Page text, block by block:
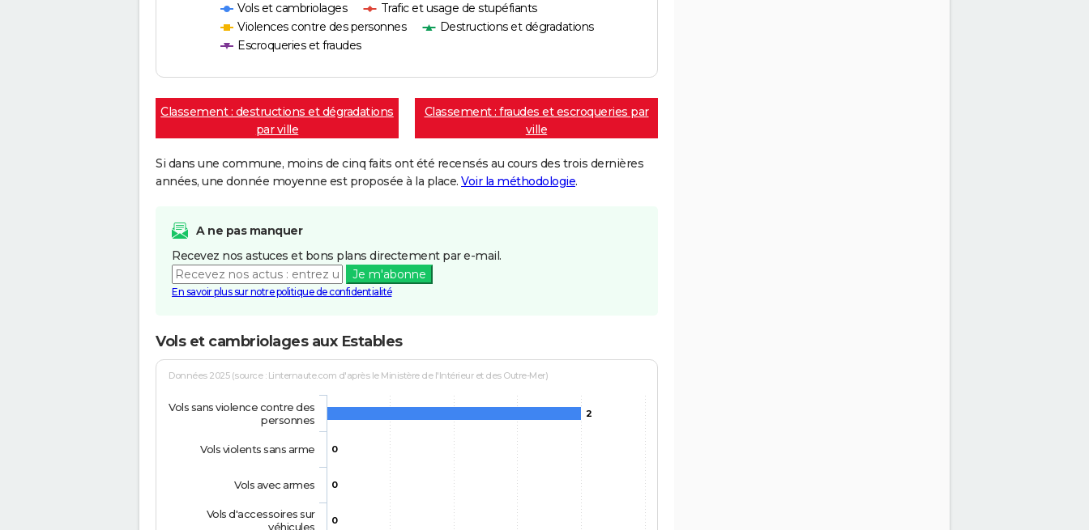
Vols et cambriolages
Trafic et usage de stupéfiants
Violences contre des personnes
Destructions et dégradations
Escroqueries et fraudes
Classement : destructions et dégradations
par ville
Classement : fraudes et escroqueries par
ville
Si dans une commune, moins de cinq faits ont été recensés au cours des trois dernières
années, une donnée moyenne est proposée à la place. Voir la méthodologie.
A ne pas manquer
Recevez nos astuces et bons plans directement par e-mail.
Je m'abonne
En savoir plus sur notre politique de confidentialité
Vols et cambriolages aux Estables
Données 2025 (source : Linternaute.com d'après le Ministère de l'Intérieur et des Outre-Mer)
2
0
0
0
Vols sans violence contre des
personnes
Vols violents sans arme
Vols avec armes
Vols d'accessoires sur
véhicules